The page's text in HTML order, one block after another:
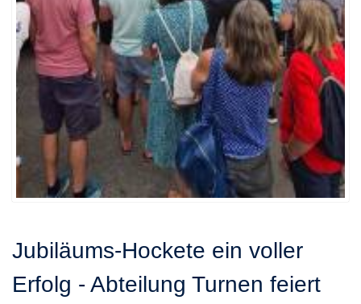
Jubiläums-Hockete ein voller
Erfolg - Abteilung Turnen feiert